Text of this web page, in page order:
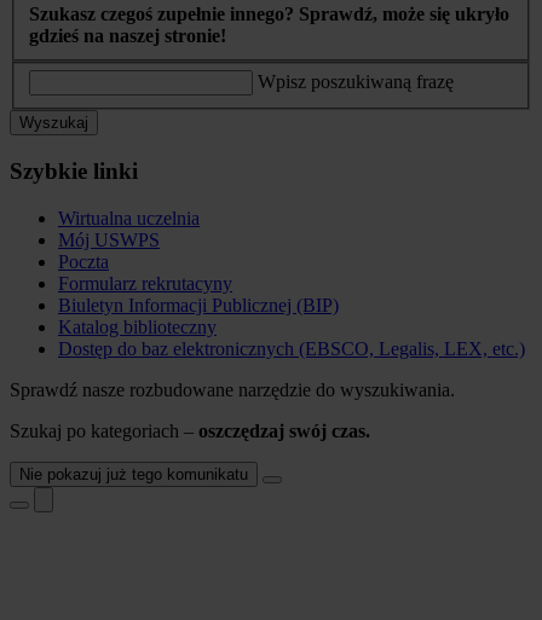
Szukasz czegoś zupełnie innego? Sprawdź, może się ukryło
gdzieś na naszej stronie!
Wpisz poszukiwaną frazę
Wyszukaj
Szybkie linki
Wirtualna uczelnia
Mój USWPS
Poczta
Formularz rekrutacyny
Biuletyn Informacji Publicznej (BIP)
Katalog biblioteczny
Dostęp do baz elektronicznych (EBSCO, Legalis, LEX, etc.)
Sprawdź nasze rozbudowane narzędzie do wyszukiwania.
Szukaj po kategoriach – oszczędzaj swój czas.
Nie pokazuj już tego komunikatu